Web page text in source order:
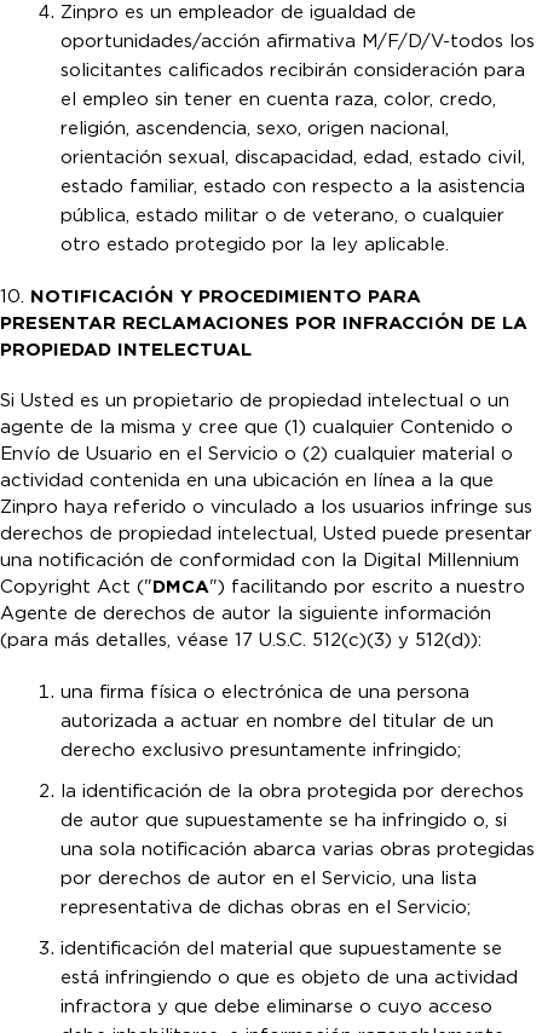
Zinpro es un empleador de igualdad de
oportunidades/acción afirmativa M/F/D/V-todos los
solicitantes calificados recibirán consideración para
el empleo sin tener en cuenta raza, color, credo,
religión, ascendencia, sexo, origen nacional,
orientación sexual, discapacidad, edad, estado civil,
estado familiar, estado con respecto a la asistencia
pública, estado militar o de veterano, o cualquier
otro estado protegido por la ley aplicable.
10. NOTIFICACIÓN Y PROCEDIMIENTO PARA
PRESENTAR RECLAMACIONES POR INFRACCIÓN DE LA
PROPIEDAD INTELECTUAL
Si Usted es un propietario de propiedad intelectual o un
agente de la misma y cree que (1) cualquier Contenido o
Envío de Usuario en el Servicio o (2) cualquier material o
actividad contenida en una ubicación en línea a la que
Zinpro haya referido o vinculado a los usuarios infringe sus
derechos de propiedad intelectual, Usted puede presentar
una notificación de conformidad con la Digital Millennium
Copyright Act ("DMCA") facilitando por escrito a nuestro
Agente de derechos de autor la siguiente información
(para más detalles, véase 17 U.S.C. 512(c)(3) y 512(d)):
una firma física o electrónica de una persona
autorizada a actuar en nombre del titular de un
derecho exclusivo presuntamente infringido;
la identificación de la obra protegida por derechos
de autor que supuestamente se ha infringido o, si
una sola notificación abarca varias obras protegidas
por derechos de autor en el Servicio, una lista
representativa de dichas obras en el Servicio;
identificación del material que supuestamente se
está infringiendo o que es objeto de una actividad
infractora y que debe eliminarse o cuyo acceso